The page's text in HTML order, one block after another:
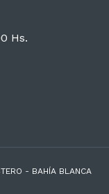
Hs.
- BAHÍA BLANCA